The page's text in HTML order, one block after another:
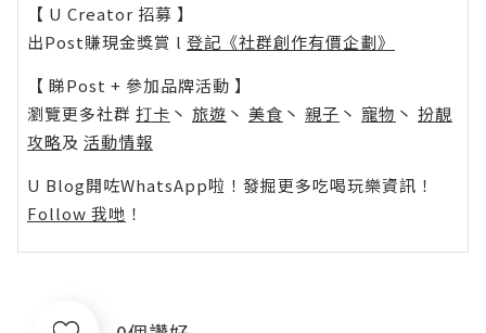
【 U Creator 招募 】
出Post賺現金獎賞 l 登記《社群創作有價企劃》
【 睇Post + 參加品牌活動 】
瀏覽更多社群 打卡 丶 旅遊 丶 美食 丶 親子 丶 寵物 丶 扮靚
攻略及 活動情報
U Blog開咗WhatsApp啦！發掘更多吃喝玩樂資訊！
Follow 我哋 ！